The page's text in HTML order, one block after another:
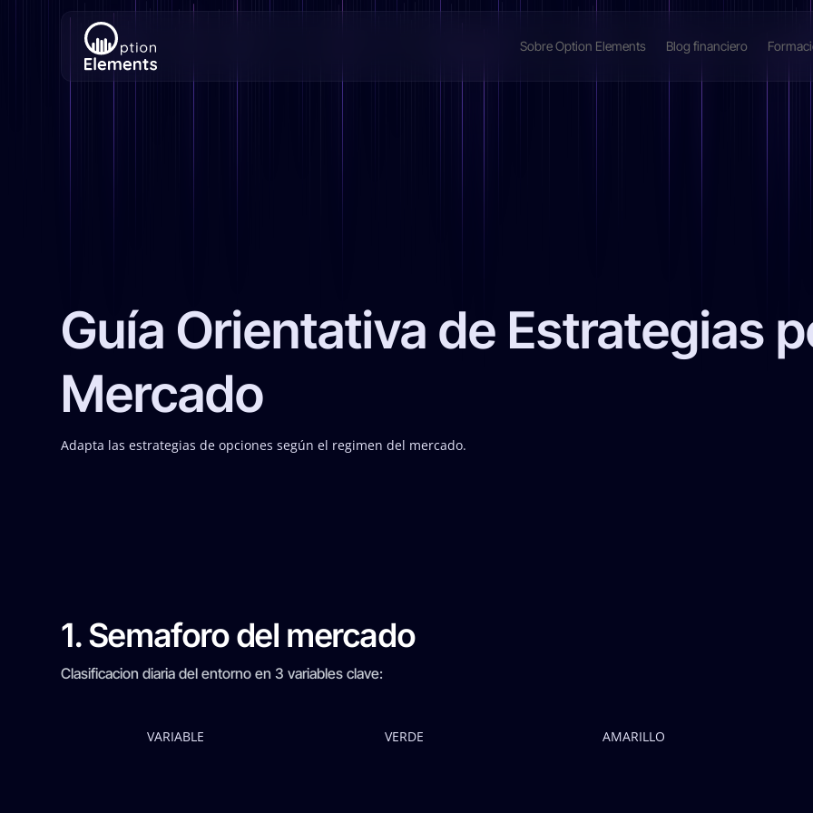
Sobre Option Elements Blog financiero
Guía Orientativa de Estrategias
Mercado
Adapta las estrategias de opciones según el regimen del mercado.
1. Semaforo del mercado
Clasificacion diaria del entorno en 3 variables clave:
VARIABLE VERDE AMARILLO